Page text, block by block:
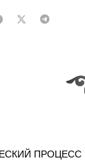
ПРОЦЕСС